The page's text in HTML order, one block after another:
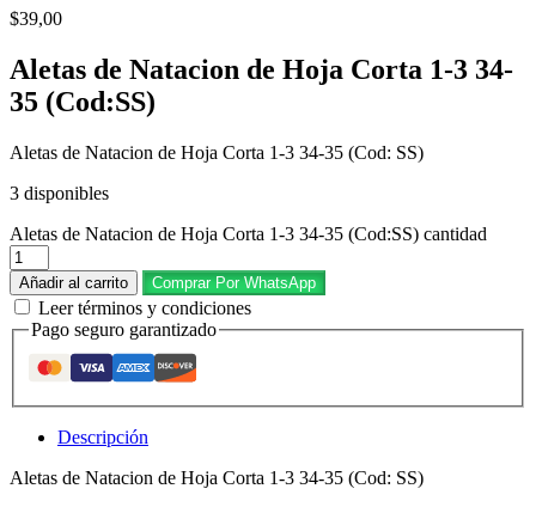
$39,00
Aletas de Natacion de Hoja Corta 1-3 34-
35 (Cod:SS)
Aletas de Natacion de Hoja Corta 1-3 34-35 (Cod: SS)
3 disponibles
Aletas de Natacion de Hoja Corta 1-3 34-35 (Cod:SS) cantidad
Añadir al carrito Comprar Por WhatsApp
Leer términos y condiciones
Pago seguro garantizado
Descripción
Aletas de Natacion de Hoja Corta 1-3 34-35 (Cod: SS)